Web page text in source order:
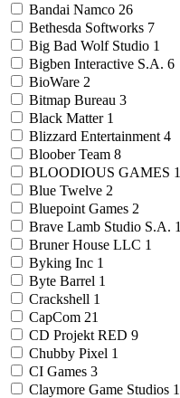
Bandai Namco 26
Bethesda Softworks 7
Big Bad Wolf Studio 1
Bigben Interactive S.A. 6
BioWare 2
Bitmap Bureau 3
Black Matter 1
Blizzard Entertainment 4
Bloober Team 8
BLOODIOUS GAMES 1
Blue Twelve 2
Bluepoint Games 2
Brave Lamb Studio S.A. 1
Bruner House LLC 1
Byking Inc 1
Byte Barrel 1
Crackshell 1
CapCom 21
CD Projekt RED 9
Chubby Pixel 1
CI Games 3
Claymore Game Studios 1